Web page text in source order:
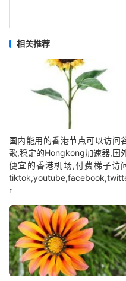
相关推荐
国内能用的香港节点可以访问
歌,稳定的Hongkong加速器,国
便宜的香港机场,付费梯子访
r